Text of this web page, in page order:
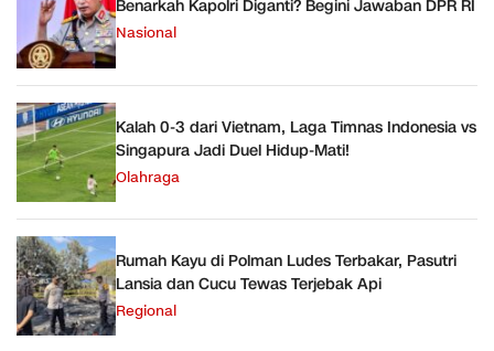
Benarkah Kapolri Diganti? Begini Jawaban DPR RI
Nasional
Kalah 0-3 dari Vietnam, Laga Timnas Indonesia vs
Singapura Jadi Duel Hidup-Mati!
Olahraga
Rumah Kayu di Polman Ludes Terbakar, Pasutri
Lansia dan Cucu Tewas Terjebak Api
Regional